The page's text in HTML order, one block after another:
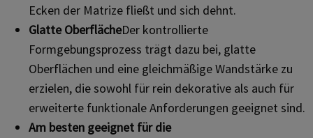
Ecken der Matrize fließt und sich dehnt.
Glatte OberflächeDer kontrollierte
Formgebungsprozess trägt dazu bei, glatte
Oberflächen und eine gleichmäßige Wandstärke zu
erzielen, die sowohl für rein dekorative als auch für
erweiterte funktionale Anforderungen geeignet sind.
Am besten geeignet für die